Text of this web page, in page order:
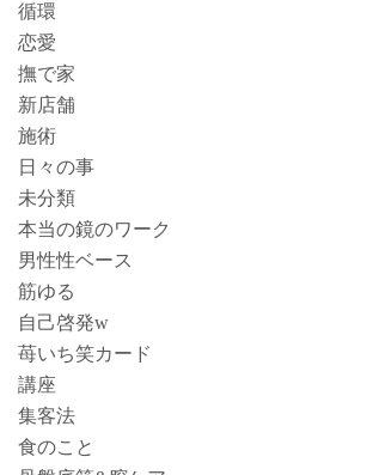
循環
恋愛
撫で家
新店舗
施術
日々の事
未分類
本当の鏡のワーク
男性性ベース
筋ゆる
自己啓発w
苺いち笑カード
講座
集客法
食のこと